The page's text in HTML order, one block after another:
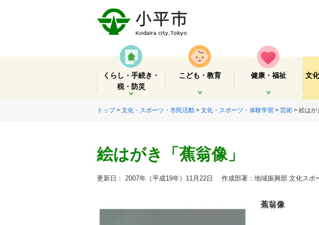
くらし・手続き・
税・防災
開く
こども・教育
開く
健康・福祉
開く
文
トップ> 文化・スポーツ・市民活動 > 文化・スポーツ・体験学習 > 芸術 > 絵はが
絵はがき「蕉翁像」
更新日： 2007年（平成19年）11月22日 作成部署：地域振興部 文化スポ
蕉翁像